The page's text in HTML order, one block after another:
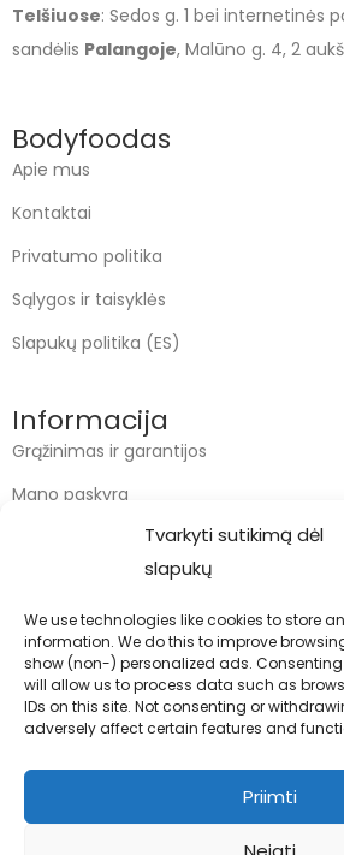
Tvarkyti sutikimą dėl
slapukų
We use technologies like cookies to store
information. We do this to improve
show (non-) personalized ads.
will allow us to process data such as
IDs on this site. Not consenting or
adversely affect certain features and
Priimti
Telšiuose: Sedos g. 1 bei internetinės
sandėlis Palangoje, Malūno g. 4, 2
Bodyfoodas
Apie mus
Kontaktai
Privatumo politika
Sąlygos ir taisyklės
Slapukų politika (ES)
Informacija
Grąžinimas ir garantijos
Mano paskyra
Kontaktai
info@bodyfoodas.lt
+370 600 77017